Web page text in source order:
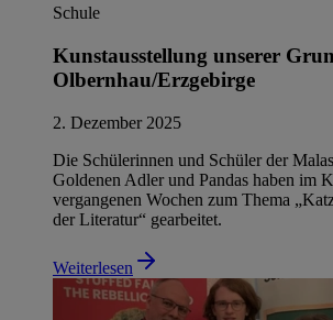
Schule
Kunstausstellung unserer
Olbernhau/Erzgebirge
2. Dezember 2025
Die Schülerinnen und Schüler der
Goldenen Adler und Pandas haben im
vergangenen Wochen zum Thema
der Literatur“ gearbeitet.
Weiterlesen